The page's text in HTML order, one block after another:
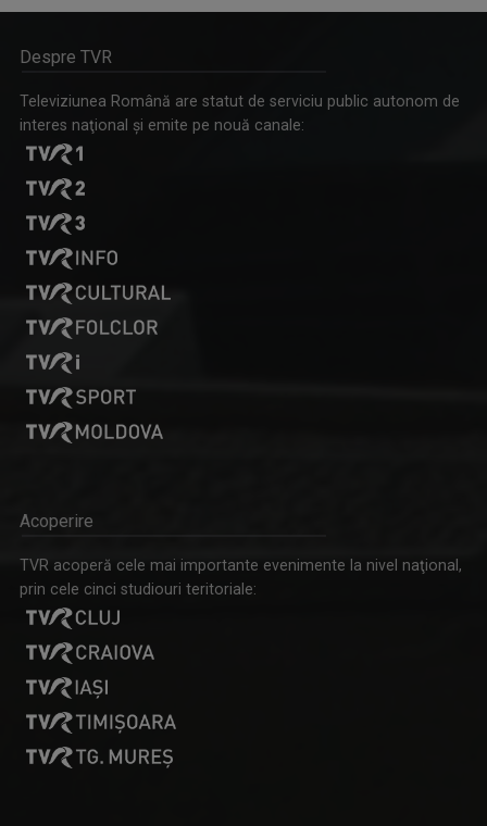
Despre TVR
Televiziunea Română are statut de serviciu public autonom de
interes naţional şi emite pe nouă canale:
Acoperire
TVR acoperă cele mai importante evenimente la nivel naţional,
prin cele cinci studiouri teritoriale: